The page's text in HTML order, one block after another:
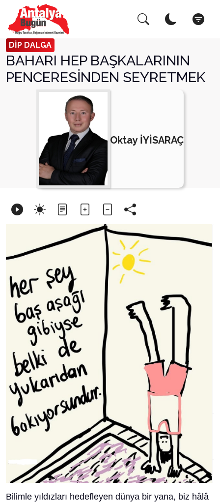
DİP DALGA
BAHARI HEP BAŞKALARININ
PENCERESİNDEN SEYRETMEK
Oktay İYİSARAÇ
Bilimle yıldızları hedefleyen dünya bir yana, biz hâlâ
Arama Yap! Kapat